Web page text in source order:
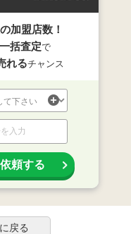
加盟店数！
一括査定で
れるチャンス
頼する
戻る